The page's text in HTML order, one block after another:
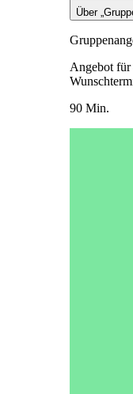
Über
Angebot
90 Min.